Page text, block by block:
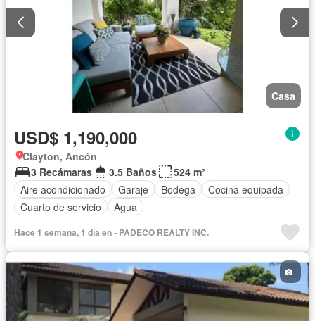
Casa
USD$ 1,190,000
Clayton, Ancón
3 Recámaras
3.5 Baños
524 m²
Aire acondicionado
Garaje Bodega
Cocina equipada
Cuarto de servicio
Agua
Hace 1 semana, 1 día en - PADECO REALTY INC.